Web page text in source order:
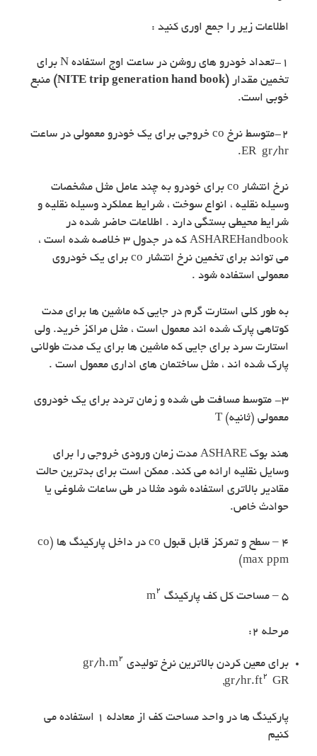
اطلاعات زیر را جمع اوری کنید :
۱-تعداد خودرو های روشن در ساعت اوج استفاده N برای
تخمین مقدار (NITE trip generation hand book)
منبع
خوبی است.
۲-متوسط نرخ co خروجی برای یک خودرو معمولی در ساعت
ER gr/hr.
نرخ انتشار co برای خودرو به چند عامل مثل مشخصات
وسیله نقلیه ، انواع سوخت ، شرایط عملکرد وسیله نقلیه و
شرایط محیطی بستگی دارد . اطلاعات حاضر شده در
ASHAREHandbook که در جدول ۳ خلاصه شده است ،
می تواند برای تخمین نرخ انتشار co برای یک خودروی
معمولی استفاده شود .
به طور کلی استارت گرم در جایی که ماشین ها برای مدت
کوتاهی پارک شده اند معمول است ، مثل مراکز خرید. ولی
استارت سرد برای جایی که ماشین ها برای یک مدت طولانی
پارک شده اند ، مثل ساختمان های اداری معمول است .
۳- متوسط مسافت طی شده و زمان تردد برای یک خودروی
معمولی (ثانیه) T
هند بوک ASHARE مدت زمان ورودی خروجی را برای
وسایل نقلیه ارائه می کند. ممکن است برای بدترین حالت
مقادیر بالاتری استفاده شود مثلا در طی ساعات شلوغی یا
حوادث خاص.
۴ – سطح و تمرکز قابل قبول co در داخل پارکینگ ها (co
max ppm)
۵ – مساحت کل کف پارکینگ m ۲
مرحله ۲:
برای معین کردن بالاترین نرخ تولیدی gr/h.m ۲
,gr/hr.ft۲ GR
پارکینگ ها در واحد مساحت کف از معادله ۱ استفاده می
کنیم